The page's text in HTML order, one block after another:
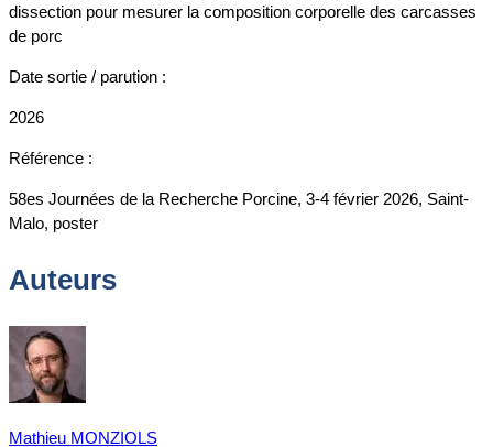
dissection pour mesurer la composition corporelle des carcasses
de porc
Date sortie / parution :
2026
Référence :
58es Journées de la Recherche Porcine, 3-4 février 2026, Saint-
Malo, poster
Auteurs
Mathieu MONZIOLS